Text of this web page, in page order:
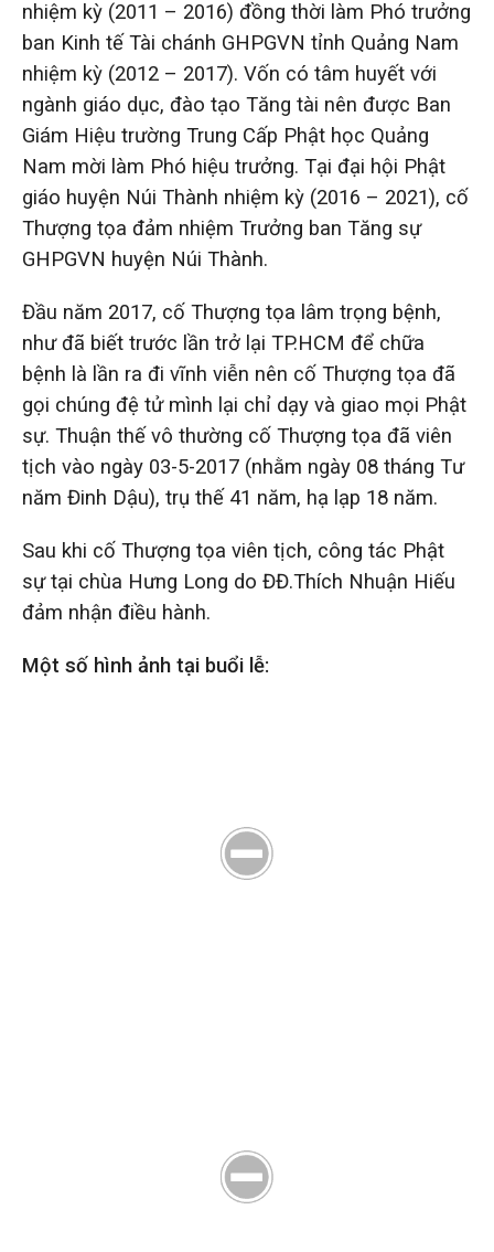
nhiệm kỳ (2011 – 2016) đồng thời làm Phó trưởng
ban Kinh tế Tài chánh GHPGVN tỉnh Quảng Nam
nhiệm kỳ (2012 – 2017). Vốn có tâm huyết với
ngành giáo dục, đào tạo Tăng tài nên được Ban
Giám Hiệu trường Trung Cấp Phật học Quảng
Nam mời làm Phó hiệu trưởng. Tại đại hội Phật
giáo huyện Núi Thành nhiệm kỳ (2016 – 2021), cố
Thượng tọa đảm nhiệm Trưởng ban Tăng sự
GHPGVN huyện Núi Thành.
Đầu năm 2017, cố Thượng tọa lâm trọng bệnh,
như đã biết trước lần trở lại TP.HCM để chữa
bệnh là lần ra đi vĩnh viễn nên cố Thượng tọa đã
gọi chúng đệ tử mình lại chỉ dạy và giao mọi Phật
sự. Thuận thế vô thường cố Thượng tọa đã viên
tịch vào ngày 03-5-2017 (nhằm ngày 08 tháng Tư
năm Đinh Dậu), trụ thế 41 năm, hạ lạp 18 năm.
Sau khi cố Thượng tọa viên tịch, công tác Phật
sự tại chùa Hưng Long do ĐĐ.Thích Nhuận Hiếu
đảm nhận điều hành.
Một số hình ảnh tại buổi lễ: